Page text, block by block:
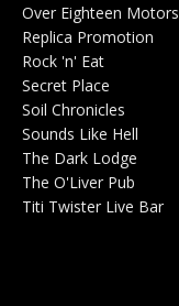
Over Eighteen Motors
Replica Promotion
Rock 'n' Eat
Secret Place
Soil Chronicles
Sounds Like Hell
The Dark Lodge
The O'Liver Pub
Titi Twister Live Bar